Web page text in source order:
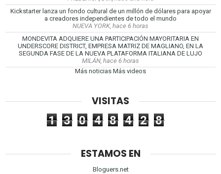
Kickstarter lanza un fondo cultural de un millón de dólares para apoyar
a creadores independientes de todo el mundo
NUEVA YORK, hace 6 horas
MONDEVITA ADQUIERE UNA PARTICIPACIÓN MAYORITARIA EN
UNDERSCORE DISTRICT, EMPRESA MATRIZ DE MAGLIANO, EN LA
SEGUNDA FASE DE LA NUEVA PLATAFORMA ITALIANA DE LUJO
MILÁN, hace 6 horas
Más noticias Más videos
VISITAS
1 3 0 4 8 4 2 8
ESTAMOS EN
Bloguers.net